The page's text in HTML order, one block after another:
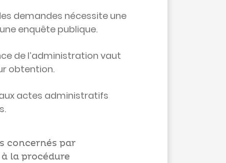
demandes nécessite une
enquête publique.
de l’administration vaut
obtention.
aux actes administratifs
concernés par
la procédure